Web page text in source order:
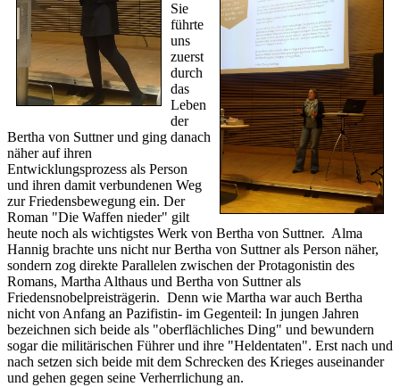
Sie
führte
uns
zuerst
durch
das
Leben
der
Bertha von Suttner und ging danach
näher auf ihren
Entwicklungsprozess als Person
und ihren damit verbundenen Weg
zur Friedensbewegung ein. Der
Roman "Die Waffen nieder" gilt
heute noch als wichtigstes Werk von Bertha von Suttner. Alma
Hannig brachte uns nicht nur Bertha von Suttner als Person näher,
sondern zog direkte Parallelen zwischen der Protagonistin des
Romans, Martha Althaus und Bertha von Suttner als
Friedensnobelpreisträgerin. Denn wie Martha war auch Bertha
nicht von Anfang an Pazifistin- im Gegenteil: In jungen Jahren
bezeichnen sich beide als "oberflächliches Ding" und bewundern
sogar die militärischen Führer und ihre "Heldentaten". Erst nach und
nach setzen sich beide mit dem Schrecken des Krieges auseinander
und gehen gegen seine Verherrlichung an.